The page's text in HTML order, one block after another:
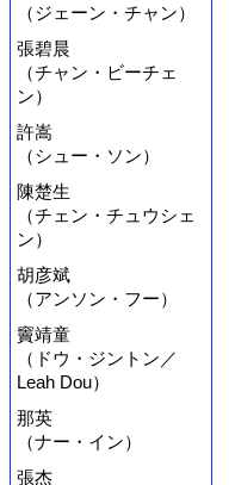
（ジェーン・チャン）
張碧晨
（チャン・ビーチェ
ン）
許嵩
（シュー・ソン）
陳楚生
（チェン・チュウシェ
ン）
胡彦斌
（アンソン・フー）
竇靖童
（ドウ・ジントン／
Leah Dou）
那英
（ナー・イン）
張杰